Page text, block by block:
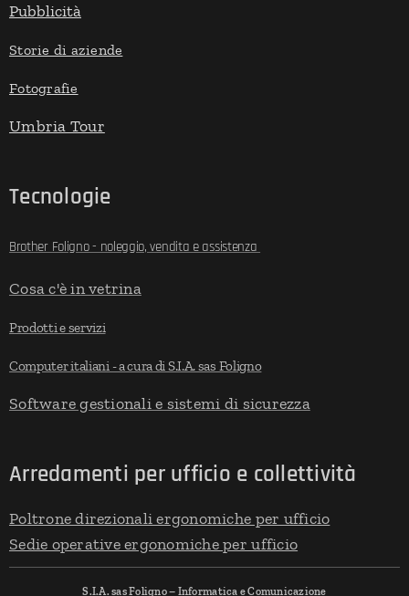
Pubblicità
Storie di aziende
Fotografie
Umbria Tour
Tecnologie
Brother Foligno - noleggio, vendita e assistenza
Cosa c'è in vetrina
Prodotti e servizi
Computer italiani - a cura di S.I.A. sas Foligno
Software gestionali e sistemi di sicurezza
Arredamenti per ufficio e collettività
Poltrone direzionali ergonomiche per ufficio
Sedie operative ergonomiche per ufficio
S.I.A. sas Foligno – Informatica e Comunicazione